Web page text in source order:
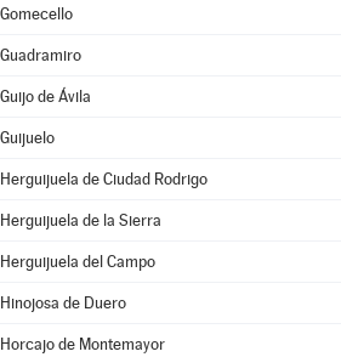
Gomecello
Guadramiro
Guijo de Ávila
Guijuelo
Herguijuela de Ciudad Rodrigo
Herguijuela de la Sierra
Herguijuela del Campo
Hinojosa de Duero
Horcajo de Montemayor